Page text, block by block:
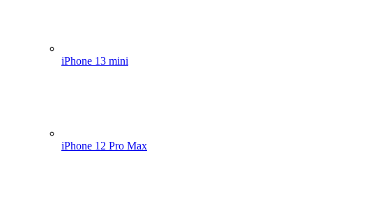
iPhone 13 mini
iPhone 12 Pro Max